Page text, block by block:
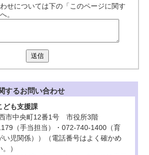
せについては下の「このページに関す
。
送信
するお問い合わせ
も支援課
市中央町12番1号 市役所3階
（手当担当）・072-740-1400（育
い児関係））（電話番号はよく確かめ
）